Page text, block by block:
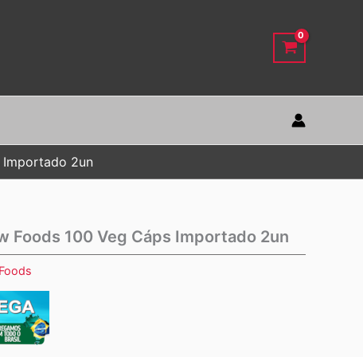
2un
Foods 100 Veg Cáps Importado 2un